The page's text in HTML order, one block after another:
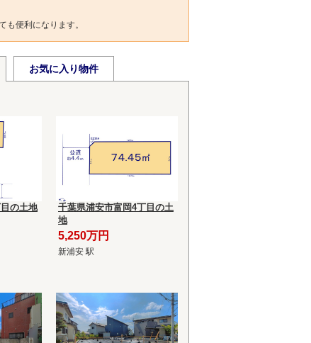
も便利になります。
お気に入り物件
の土地
千葉県浦安市富岡4丁目の土
地
5,250万円
新浦安 駅